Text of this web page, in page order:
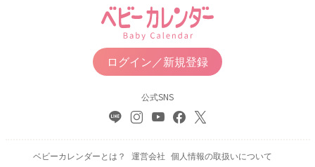
ログイン／新規登録
公式SNS
ベビーカレンダーとは？ 運営会社 個人情報の取扱いについて